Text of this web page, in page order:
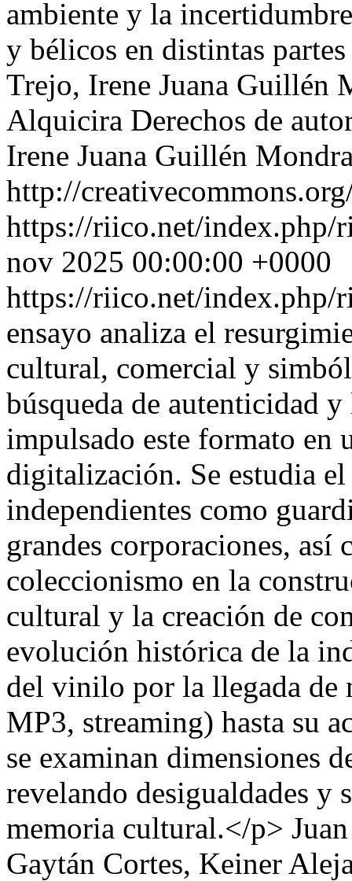
ambiente y la
y bélicos en distintas
Trejo, Irene Juana Guillén
Alquicira Derechos de
Irene Juana Guillén
http://
https://riico.net/index.php/
nov 2025 00:00:00 +0000
https://riico.net/
ensayo analiza el
cultural, comercial y
búsqueda de autenticidad
impulsado este formato en
digitalización. Se estudia
independientes como
grandes corporaciones,
coleccionismo en la
cultural y la creación de
evolución histórica de la
del vinilo por la llegada de
MP3, streaming) hasta su
se examinan dimensiones
revelando desigualdades y
memoria cultural.</p>
Gaytán Cortes, Keiner